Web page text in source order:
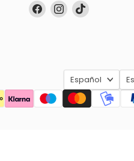
Encuéntrenos
en
Encuéntrenos
en
Idioma
Español